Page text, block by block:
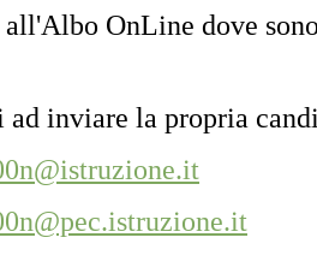
OnLine dove
inviare la propria